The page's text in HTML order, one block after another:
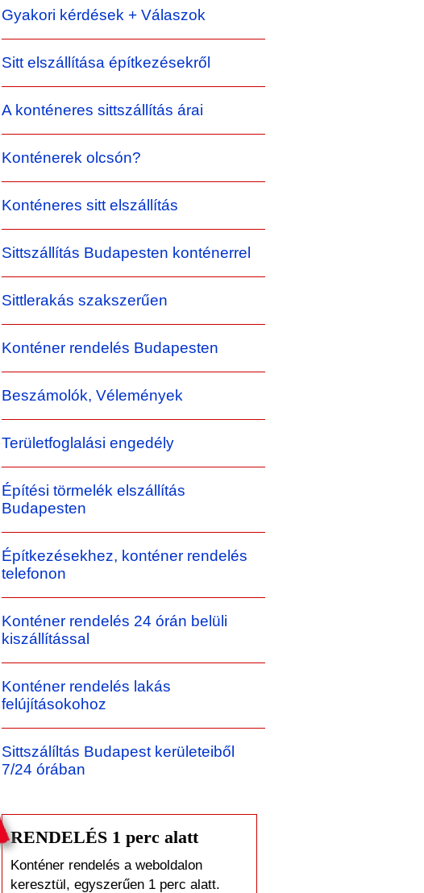
Gyakori kérdések + Válaszok
Sitt elszállítása építkezésekről
A konténeres sittszállítás árai
Konténerek olcsón?
Konténeres sitt elszállítás
Sittszállítás Budapesten konténerrel
Sittlerakás szakszerűen
Konténer rendelés Budapesten
Beszámolók, Vélemények
Területfoglalási engedély
Építési törmelék elszállítás
Budapesten
Építkezésekhez, konténer rendelés
telefonon
Konténer rendelés 24 órán belüli
kiszállítással
Konténer rendelés lakás
felújításokohoz
Sittszálíltás Budapest kerületeiből
7/24 órában
RENDELÉS 1 perc alatt
Konténer rendelés a weboldalon
keresztül, egyszerűen 1 perc alatt.